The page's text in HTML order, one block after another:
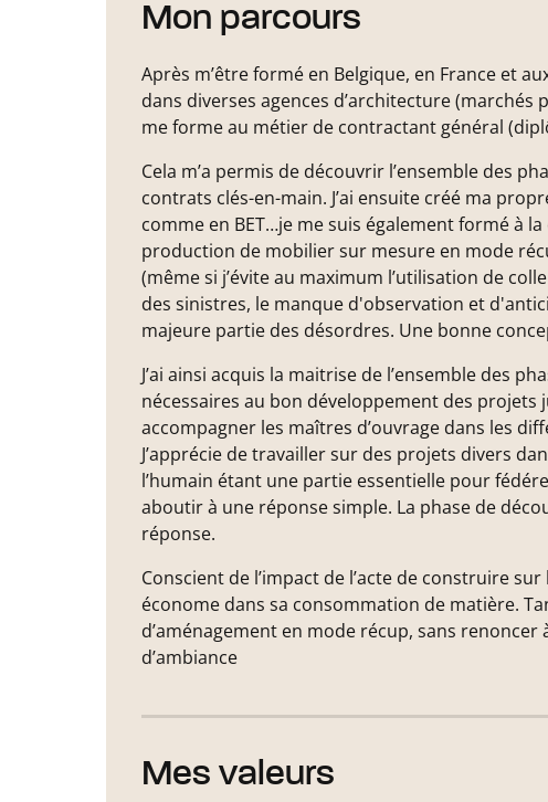
Mon parcours
Après m’être formé en Belgique, en France et
dans diverses agences d’architecture
me forme au métier de contractant général
Cela m’a permis de découvrir l’ensemble des
contrats clés-en-main. J’ai ensuite créé ma
comme en BET…je me suis également formé à
production de mobilier sur mesure en mode
(même si j’évite au maximum l’utilisation de
des sinistres, le manque d'observation et
majeure partie des désordres. Une bonne
J’ai ainsi acquis la maitrise de l’ensemble des
nécessaires au bon développement des projets
accompagner les maîtres d’ouvrage dans les
J’apprécie de travailler sur des projets divers
l’humain étant une partie essentielle pour
aboutir à une réponse simple. La phase de
réponse.
Conscient de l’impact de l’acte de construire
économe dans sa consommation de matière.
d’aménagement en mode récup, sans
d’ambiance
Mes valeurs